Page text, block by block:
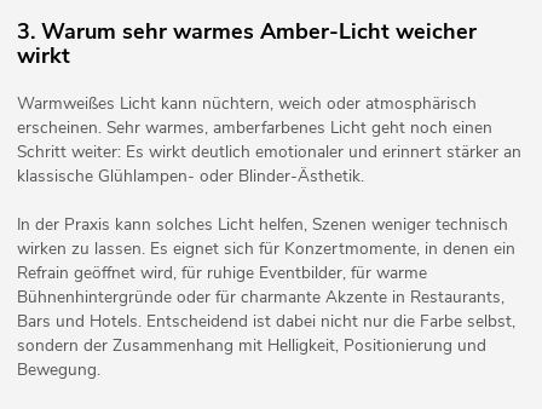
3. Warum sehr warmes Amber-Licht weicher
wirkt
Warmweißes Licht kann nüchtern, weich oder atmosphärisch
erscheinen. Sehr warmes, amberfarbenes Licht geht noch einen
Schritt weiter: Es wirkt deutlich emotionaler und erinnert stärker an
klassische Glühlampen- oder Blinder-Ästhetik.
In der Praxis kann solches Licht helfen, Szenen weniger technisch
wirken zu lassen. Es eignet sich für Konzertmomente, in denen ein
Refrain geöffnet wird, für ruhige Eventbilder, für warme
Bühnenhintergründe oder für charmante Akzente in Restaurants,
Bars und Hotels. Entscheidend ist dabei nicht nur die Farbe selbst,
sondern der Zusammenhang mit Helligkeit, Positionierung und
Bewegung.